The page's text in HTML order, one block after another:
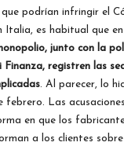
podrían infringir el
Italia, es habitual que
junto con la
Finanza, registren las
. Al parecer, lo
febrero. Las
en que los
a los clientes